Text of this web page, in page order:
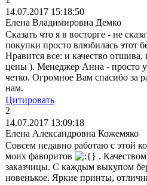
14.07.2017 15:18:50
Елена Владимировна Демко
Сказать что я в восторге - не
покупки просто влюбилась этот
Нравится все: и качество
цены ). Менеджер Анна - просто
четко. Огромное Вам спасибо за
нам.
Цитировать
2
14.07.2017 13:09:18
Елена Александровна Кожемяко
Совсем недавно работаю с этой
моих фаворитов
.
заказчицы. С каждым выкупом
новенькое. Яркие принты,